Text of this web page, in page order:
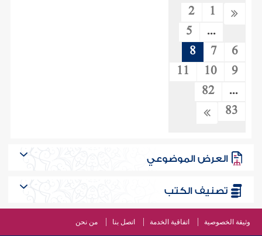
1
2
...
5
6
7
8
9
10
11
...
82
83
العرض الموضوعي
تصنيف الكتب
وثيقة الخصوصية اتفاقية الخدمة اتصل بنا من نحن